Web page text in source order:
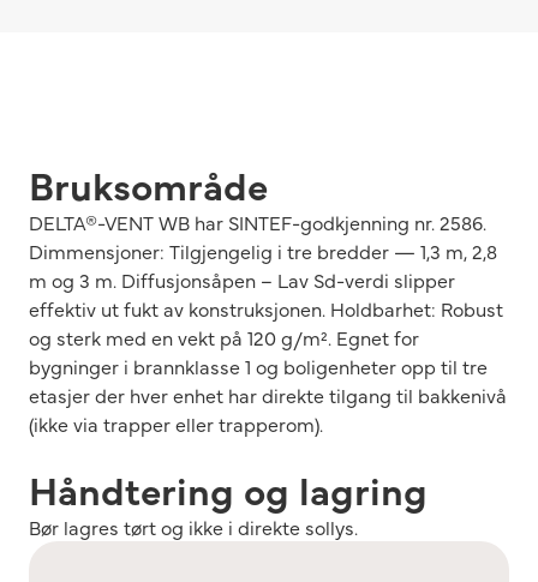
Bruksområde
DELTA®-VENT WB har SINTEF-godkjenning nr. 2586.
Dimmensjoner: Tilgjengelig i tre bredder — 1,3 m, 2,8
m og 3 m. Diffusjonsåpen – Lav Sd-verdi slipper
effektiv ut fukt av konstruksjonen. Holdbarhet: Robust
og sterk med en vekt på 120 g/m². Egnet for
bygninger i brannklasse 1 og boligenheter opp til tre
etasjer der hver enhet har direkte tilgang til bakkenivå
(ikke via trapper eller trapperom).
Håndtering og lagring
Bør lagres tørt og ikke i direkte sollys.